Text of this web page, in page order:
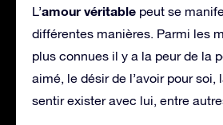
L’amour véritable peut se
différentes manières. Parmi les
plus connues il y a la peur de la
aimé, le désir de l’avoir pour soi,
sentir exister avec lui, entre